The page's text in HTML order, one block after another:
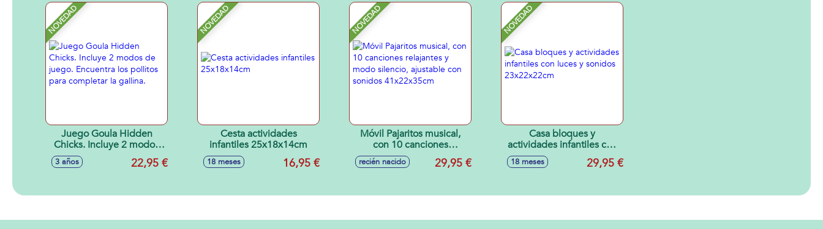
mamá pata 16x15x11cm y
patito 6x6x4cm
NOVEDAD
Juego Goula Hidden
Chicks. Incluye 2 modos
de juego. Encuentra los
pollitos para completar la
3 años 22,95 €
NOVEDAD
Cesta actividades
infantiles 25x18x14cm
18 meses 16,95 €
NOVEDAD
Móvil Pajaritos musical,
con 10 canciones
relajantes y modo silencio,
ajustable con sonidos
recién nacido 29,95 €
NOVEDAD
Casa bloques y
actividades infantiles con
luces y sonidos
23x22x22cm
18 meses 29,95 €